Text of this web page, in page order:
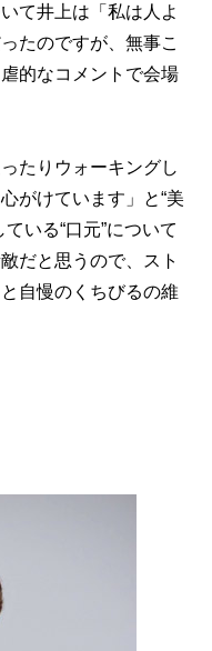
て井上は「私は人よ
たのですが、無事こ
的なコメントで会場
たりウォーキングし
がけています」と“美
いる“口元”について
だと思うので、スト
自慢のくちびるの維